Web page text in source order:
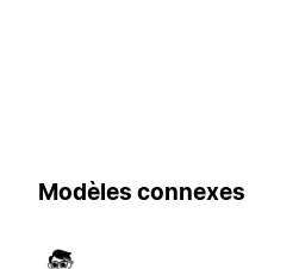
Modèles connexes